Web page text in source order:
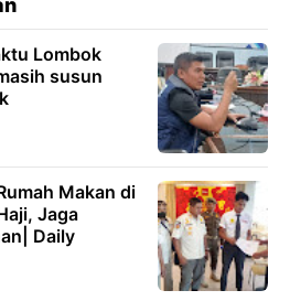
Lombok
susun
Makan di
Jaga
Daily